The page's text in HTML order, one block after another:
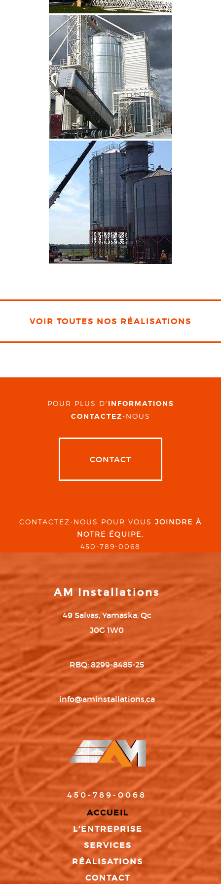
CLIQUEZ POUR AGRANDIR
CLIQUEZ POUR AGRANDIR
VOIR TOUTES NOS RÉALISATIONS
POUR PLUS D' INFORMATIONS
CONTACTEZ-NOUS
CONTACT
CONTACTEZ-NOUS POUR VOUS JOINDRE À
NOTRE ÉQUIPE.
450-789-0068
AM Installations
49 Salvas, Yamaska, Qc
J0G 1W0
RBQ: 8299-8485-25
info@aminstallations.ca
450-789-0068
ACCUEIL
L'ENTREPRISE
SERVICES
RÉALISATIONS
CONTACT